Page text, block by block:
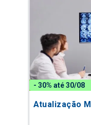
- 30% até 30/08
Atualização